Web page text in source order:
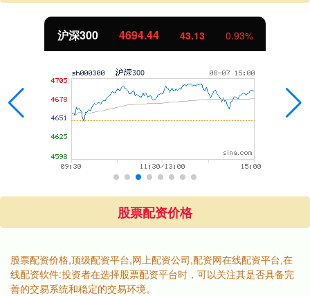
沪深300 4694.44 43.13 0.93%
股票配资价格
股票配资价格,顶级配资平台,网上配资公司,配资网在线配资平台,在
线配资软件:投资者在选择股票配资平台时，可以关注其是否具备完
善的交易系统和稳定的交易环境。